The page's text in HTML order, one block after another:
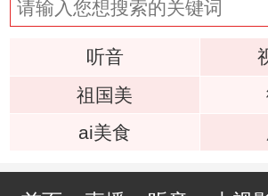
听音
祖国美
ai美食